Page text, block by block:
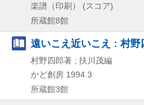
楽譜（印刷） (スコア)
所蔵館8館
遠いこえ近いこえ : 村野
村野四郎著 ; 扶川茂編
かど創房 1994.3
所蔵館3館